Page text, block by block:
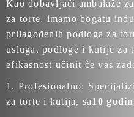
Kao dobavljači ambalaže
za torte, imamo bogatu
prilagođenih podloga za
usluga, podloge i kutije za
efikasnost učinit će vas
1. Profesionalno:
za torte i kutija, sa10